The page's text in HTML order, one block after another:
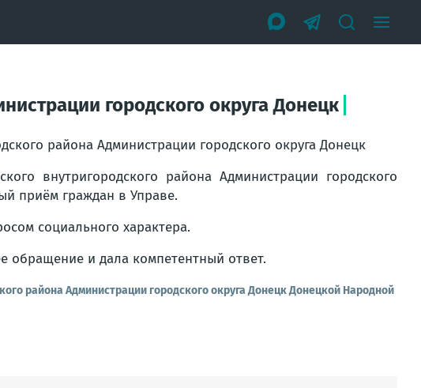
городского округа Донецк
района Администрации городского округа Донецк
внутригородского района Администрации городского
приём граждан в Управе.
социального характера.
обращение и дала компетентный ответ.
района Администрации городского округа Донецк Донецкой Народной